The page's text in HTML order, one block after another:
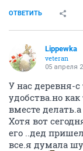
ОТВЕТИТЬ
Lippewka
veteran
05 апреля
У нас деревня-
удобства.но
вместе
Хотя вот
его ..дед
все.я думала